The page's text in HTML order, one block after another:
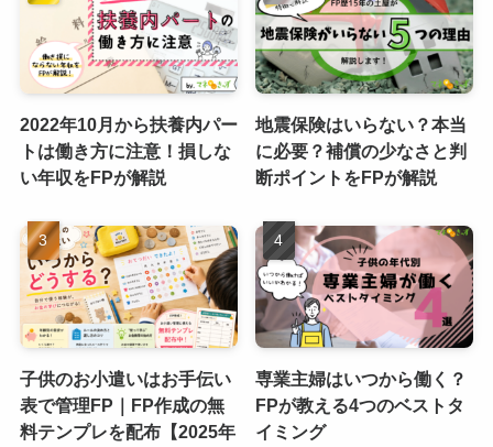
2022年10月から扶養内パー
トは働き方に注意！損しな
い年収をFPが解説
地震保険はいらない？本当
に必要？補償の少なさと判
断ポイントをFPが解説
子供のお小遣いはお手伝い
表で管理FP｜FP作成の無
料テンプレを配布【2025年
専業主婦はいつから働く？
FPが教える4つのベストタ
イミング